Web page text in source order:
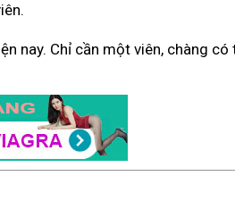
nay. Chỉ cần một viên, chàng